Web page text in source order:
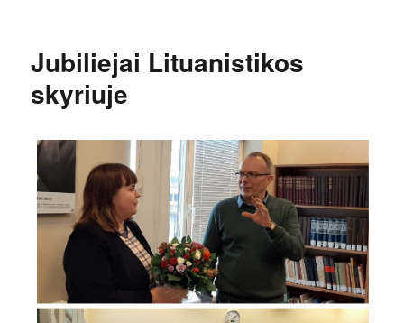
Jubiliejai Lituanistikos
skyriuje